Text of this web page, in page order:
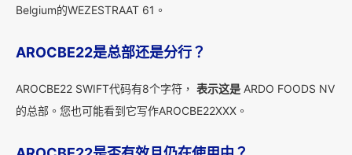
Belgium的WEZESTRAAT 61。
AROCBE22是总部还是分行？
AROCBE22 SWIFT代码有8个字符， 表示这是 ARDO FOODS NV
的总部。您也可能看到它写作AROCBE22XXX。